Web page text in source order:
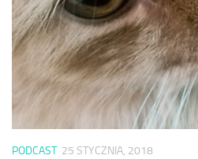
PODCAST 25 STYCZNIA, 2018